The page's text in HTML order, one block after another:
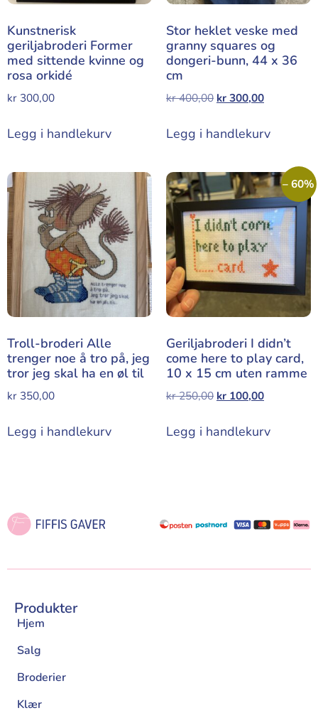
Kunstnerisk
geriljabroderi Former
med sittende kvinne og
rosa orkidé
kr 300,00
Legg i handlekurv
Stor heklet veske med
granny squares og
dongeri-bunn, 44 x 36
cm
kr400,00 kr300,00
Legg i handlekurv
Troll-broderi Alle
trenger noe å tro på, jeg
tror jeg skal ha en øl til
kr 350,00
Legg i handlekurv
– 60%
Geriljabroderi I didn’t
come here to play card,
10 x 15 cm uten ramme
kr250,00 kr 100,00
Legg i handlekurv
Produkter
Hjem
Salg
Broderier
Klær